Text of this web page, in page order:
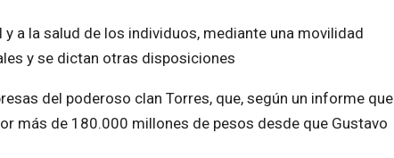
a la salud de los individuos, mediante una movilidad
y se dictan otras disposiciones
del poderoso clan Torres, que, según un informe que
más de 180.000 millones de pesos desde que Gustavo